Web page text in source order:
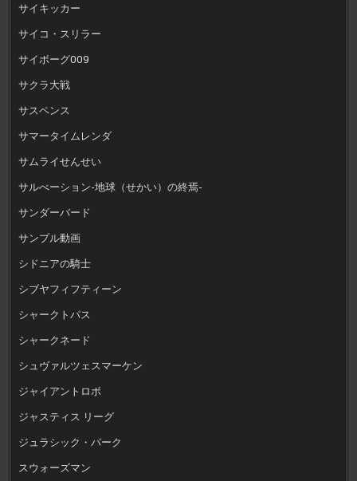
サイキッカー
サイコ・スリラー
サイボーグ009
サクラ大戦
サスペンス
サマータイムレンダ
サムライせんせい
サルべーション-地球（せかい）の終焉-
サンダーバード
サンプル動画
シドニアの騎士
シブヤフィフティーン
シャークトパス
シャークネード
シュヴァルツェスマーケン
ジャイアントロボ
ジャスティス リーグ
ジュラシック・パーク
スウォーズマン